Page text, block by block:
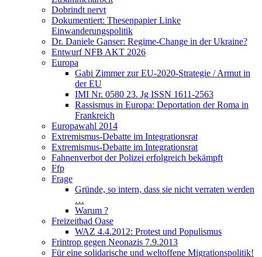
Dobrindt nervt
Dokumentiert: Thesenpapier Linke
Einwanderungspolitik
Dr. Daniele Ganser: Regime-Change in der Ukraine?
Entwurf NFB AKT 2026
Europa
Gabi Zimmer zur EU-2020-Strategie / Armut in
der EU
IMI Nr. 0580 23. Jg ISSN 1611-2563
Rassismus in Europa: Deportation der Roma in
Frankreich
Europawahl 2014
Extremismus-Debatte im Integrationsrat
Extremismus-Debatte im Integrationsrat
Fahnenverbot der Polizei erfolgreich bekämpft
Ffp
Frage
Gründe, so intern, dass sie nicht verraten werden
…
Warum ?
Freizeitbad Oase
WAZ 4.4.2012: Protest und Populismus
Frintrop gegen Neonazis 7.9.2013
Für eine solidarische und weltoffene Migrationspolitik!